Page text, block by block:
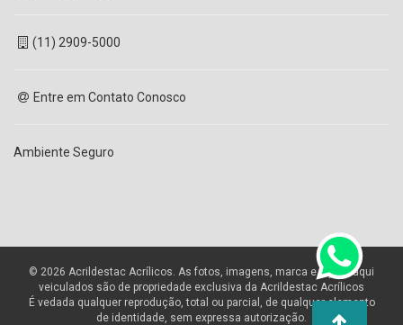
(11) 2909-5000
Entre em Contato Conosco
Ambiente Seguro
© 2026 Acrildestac Acrílicos. As fotos, imagens, marca e layout aqui
veiculados são de propriedade exclusiva da Acrildestac Acrílicos
É vedada qualquer reprodução, total ou parcial, de qualquer elemento
de identidade, sem expressa autorização.